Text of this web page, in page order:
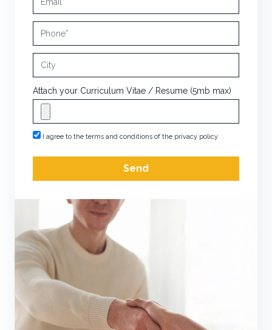
Attach your Curriculum Vitae / Resume (5mb max)
I agree to the terms and conditions of the privacy policy